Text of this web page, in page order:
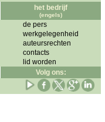
het bedrijf
(engels)
de pers
werkgelegenheid
auteursrechten
contacts
lid worden
Volg ons: